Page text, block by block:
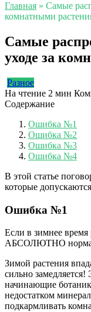
Главная » Самые
комнатными
Самые
уходе за
Разное
На чтение 2 мин
Содержание
Ошибка №1
Ошибка №2
Ошибка №3
Ошибка №4
В этой статье
которые
Ошибка №1
Если в зимнее время
АБСОЛЮТНО
Зимой растения
сильно
начинающие
недостатком
подкармливать